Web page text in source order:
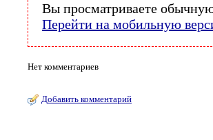
Вы просматриваете
Перейти на мобильную
Нет комментариев
Добавить комментарий